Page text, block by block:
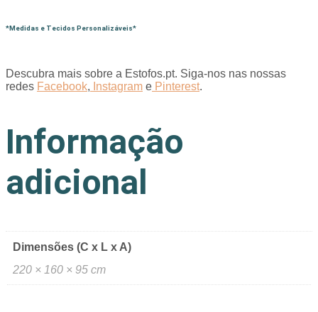
*Medidas e Tecidos Personalizáveis*
Descubra mais sobre a Estofos.pt. Siga-nos nas nossas
redes Facebook, Instagram e Pinterest.
Informação
adicional
Dimensões (C x L x A)
220 × 160 × 95 cm